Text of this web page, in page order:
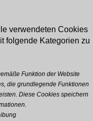
verwendeten Cookies
folgende Kategorien zu
Funktion der Website
die grundlegende Funktionen
Diese Cookies speichern